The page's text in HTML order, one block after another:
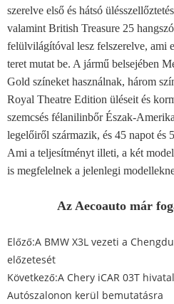
szerelve első és hátsó
valamint British Treasure 25
felülvilágítóval lesz felszerelve, ami
teret mutat be. A jármű belsejében
Gold színeket használnak, három
Royal Theatre Edition üléseit és
szemcsés félanilinbőr Észak-
legelőiről származik, és 45 napot és
Ami a teljesítményt illeti, a két
is megfelelnek a jelenlegi
Az Aecoauto már
Előző:A BMW X3L vezeti a
előzetesét
Következő:A Chery iCAR 03T
Autószalonon kerül bemutatásra